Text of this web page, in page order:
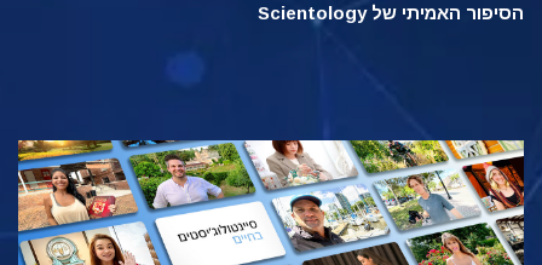
הסיפור האמיתי של Scientology